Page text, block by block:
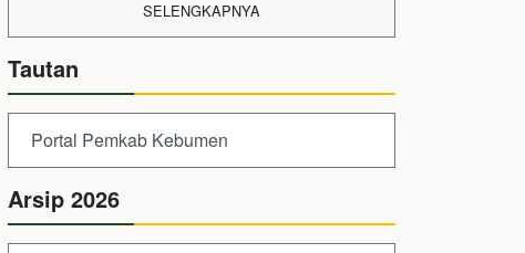
SELENGKAPNYA
Tautan
Portal Pemkab Kebumen
Arsip 2026